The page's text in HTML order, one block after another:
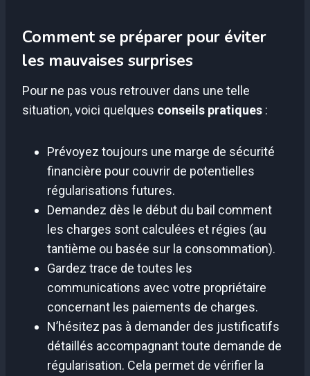
Comment se préparer pour éviter
les mauvaises surprises
Pour ne pas vous retrouver dans une telle
situation, voici quelques conseils pratiques :
Prévoyez toujours une marge de sécurité
financière pour couvrir de potentielles
régularisations futures.
Demandez dès le début du bail comment
les charges sont calculées et régies (au
tantième ou basée sur la consommation).
Gardez trace de toutes les
communications avec votre propriétaire
concernant les paiements de charges.
N’hésitez pas à demander des justificatifs
détaillés accompagnant toute demande de
régularisation. Cela permet de vérifier la